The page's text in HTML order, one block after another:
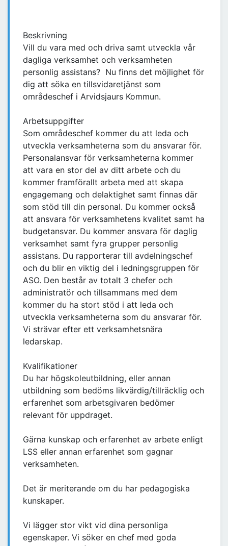
Beskrivning
Vill du vara med och driva samt utveckla vår
dagliga verksamhet och verksamheten
personlig assistans? Nu finns det möjlighet för
dig att söka en tillsvidaretjänst som
områdeschef i Arvidsjaurs Kommun.
Arbetsuppgifter
Som områdeschef kommer du att leda och
utveckla verksamheterna som du ansvarar för.
Personalansvar för verksamheterna kommer
att vara en stor del av ditt arbete och du
kommer framförallt arbeta med att skapa
engagemang och delaktighet samt finnas där
som stöd till din personal. Du kommer också
att ansvara för verksamhetens kvalitet samt ha
budgetansvar. Du kommer ansvara för daglig
verksamhet samt fyra grupper personlig
assistans. Du rapporterar till avdelningschef
och du blir en viktig del i ledningsgruppen för
ASO. Den består av totalt 3 chefer och
administratör och tillsammans med dem
kommer du ha stort stöd i att leda och
utveckla verksamheterna som du ansvarar för.
Vi strävar efter ett verksamhetsnära
ledarskap.
Kvalifikationer
Du har högskoleutbildning, eller annan
utbildning som bedöms likvärdig/tillräcklig och
erfarenhet som arbetsgivaren bedömer
relevant för uppdraget.
Gärna kunskap och erfarenhet av arbete enligt
LSS eller annan erfarenhet som gagnar
verksamheten.
Det är meriterande om du har pedagogiska
kunskaper.
Vi lägger stor vikt vid dina personliga
egenskaper. Vi söker en chef med goda